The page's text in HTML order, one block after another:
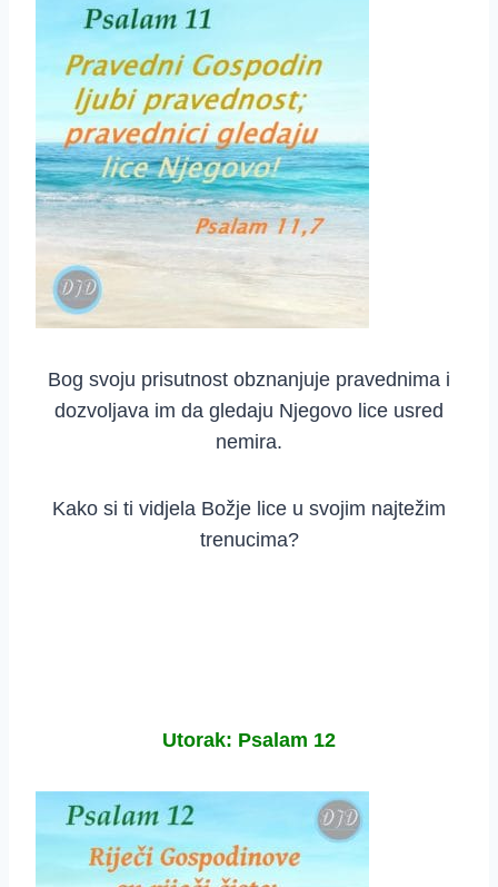
Bog svoju prisutnost obznanjuje pravednima i
dozvoljava im da gledaju Njegovo lice usred
nemira.
Kako si ti vidjela Božje lice u svojim najtežim
trenucima?
Utorak: Psalam 12